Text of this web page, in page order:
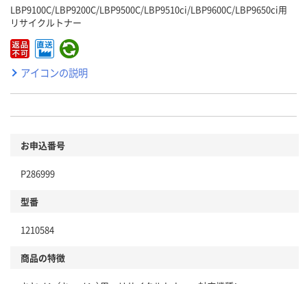
LBP9100C/LBP9200C/LBP9500C/LBP9510ci/LBP9600C/LBP9650ci用
リサイクルトナー
アイコンの説明
お申込番号
P286999
型番
1210584
商品の特徴